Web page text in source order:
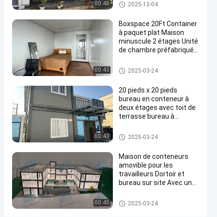
effet
isolant
Maison
détachable
conteneur
2024-
03-01
1891
points
Contactez-
nous
Des
maisons
en
conteneurs
mobiles
maisons
préfabriquées
de récipient
d'entreposage
#
00:48
maison de deux étages
Maison détachable de contene
ur
2025-12-04
00:43
Boxspace 20Ft Container
à paquet plat Maison
minuscule 2 étages Unité
de chambre préfabriquée
Maison détachable de contene
ur
2025-03-24
00:43
20 pieds x 20 pieds
bureau en conteneur à
deux étages avec toit de
terrasse bureau à
vacances pour usage
personnel
Maison détachable de contene
ur
2025-03-24
00:45
Maison de conteneurs
amovible pour les
travailleurs Dortoir et
bureau sur site Avec une
flexible et une installation
facile
Maison détachable de contene
ur
2025-03-24